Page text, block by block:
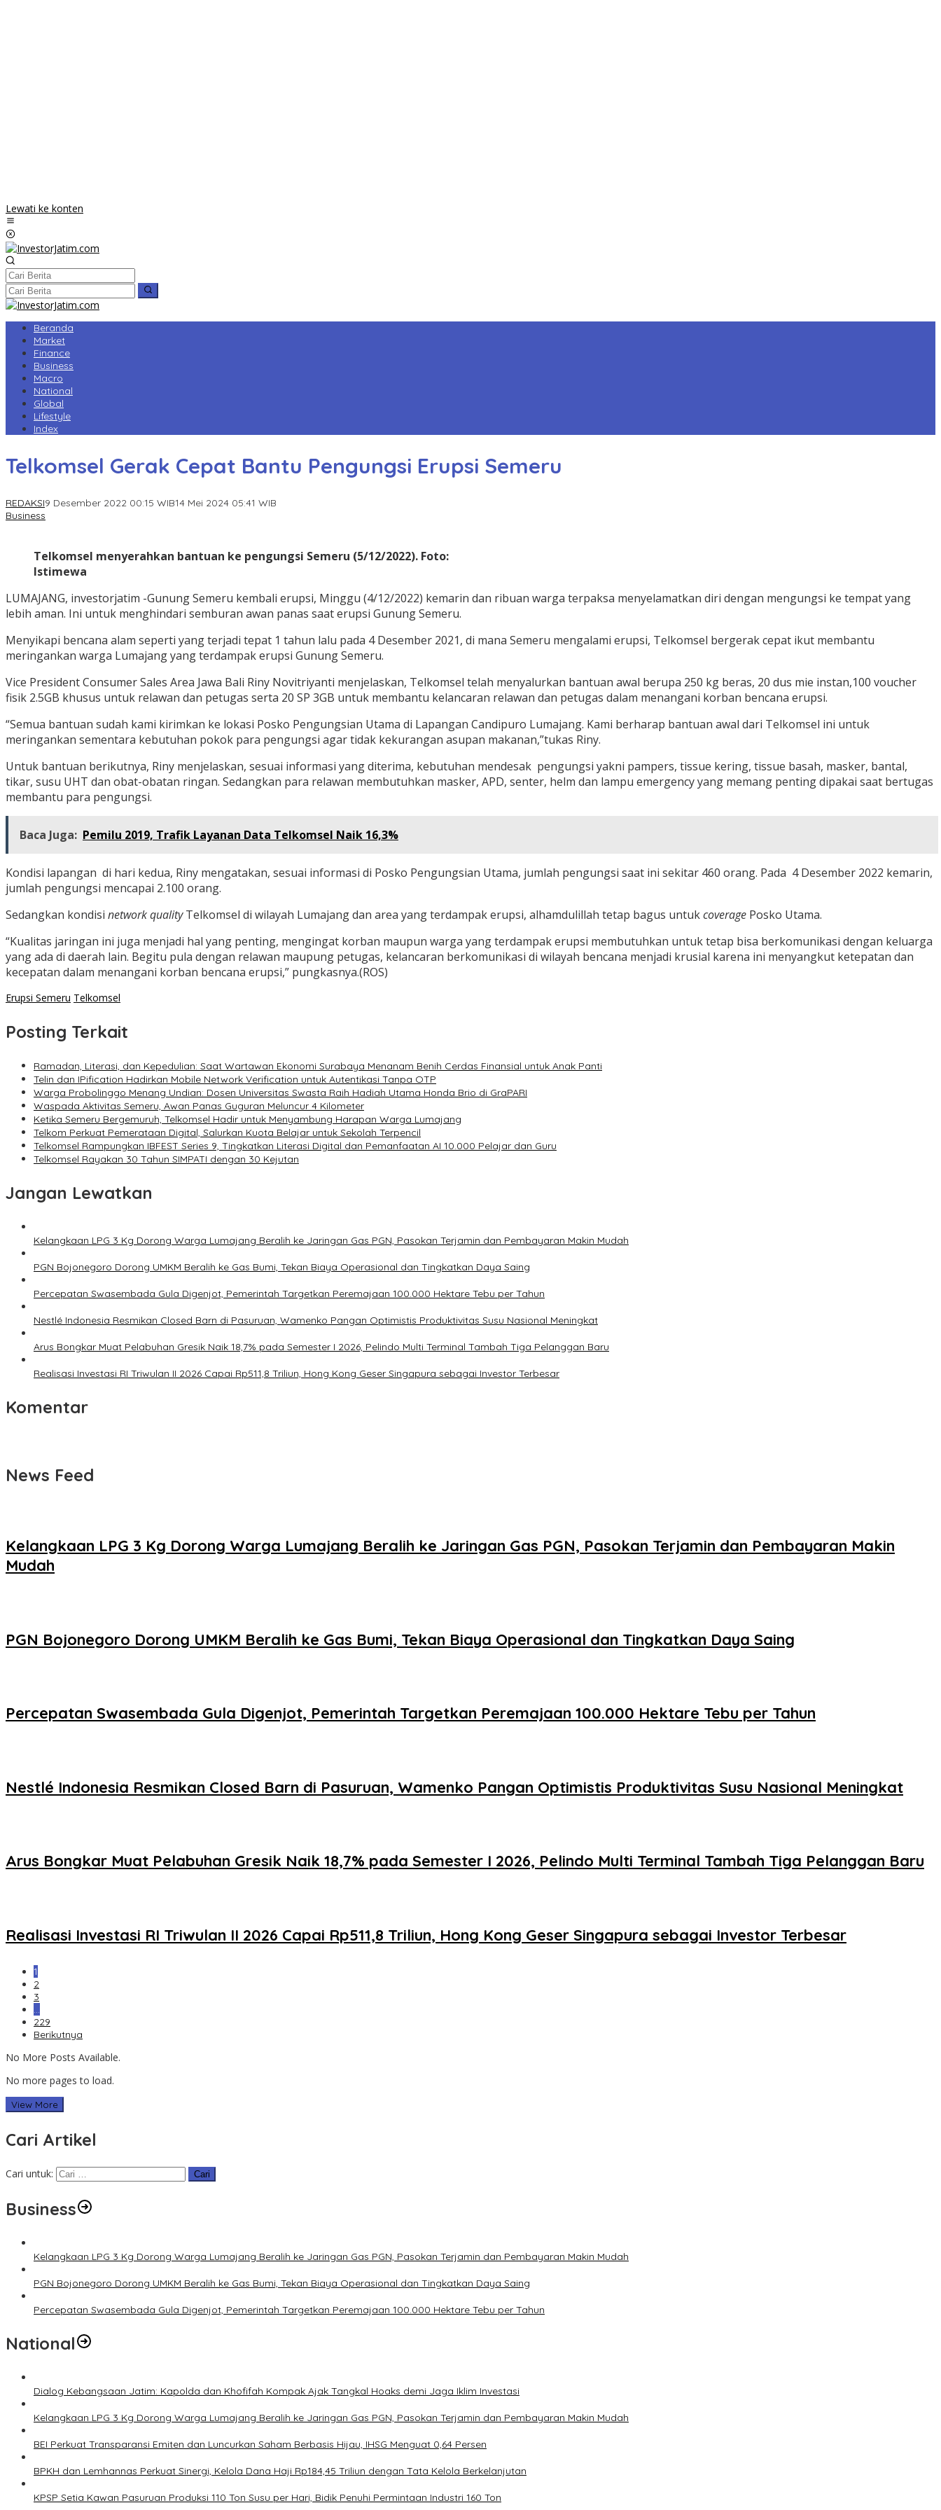
Lewati ke konten
Beranda
Market
Finance
Business
Macro
National
Global
Lifestyle
Index
Telkomsel Gerak Cepat Bantu Pengungsi Erupsi Semeru
REDAKSI9 Desember 2022 00:15 WIB14 Mei 2024 05:41 WIB
Business
Telkomsel menyerahkan bantuan ke pengungsi Semeru (5/12/2022). Foto:
Istimewa
LUMAJANG, investorjatim -Gunung Semeru kembali erupsi, Minggu (4/12/2022) kemarin dan ribuan warga terpaksa menyelamatkan diri dengan mengungsi ke tempat yang
lebih aman. Ini untuk menghindari semburan awan panas saat erupsi Gunung Semeru.
Menyikapi bencana alam seperti yang terjadi tepat 1 tahun lalu pada 4 Desember 2021, di mana Semeru mengalami erupsi, Telkomsel bergerak cepat ikut membantu
meringankan warga Lumajang yang terdampak erupsi Gunung Semeru.
Vice President Consumer Sales Area Jawa Bali Riny Novitriyanti menjelaskan, Telkomsel telah menyalurkan bantuan awal berupa 250 kg beras, 20 dus mie instan,100 voucher
fisik 2.5GB khusus untuk relawan dan petugas serta 20 SP 3GB untuk membantu kelancaran relawan dan petugas dalam menangani korban bencana erupsi.
“Semua bantuan sudah kami kirimkan ke lokasi Posko Pengungsian Utama di Lapangan Candipuro Lumajang. Kami berharap bantuan awal dari Telkomsel ini untuk
meringankan sementara kebutuhan pokok para pengungsi agar tidak kekurangan asupan makanan,”tukas Riny.
Untuk bantuan berikutnya, Riny menjelaskan, sesuai informasi yang diterima, kebutuhan mendesak pengungsi yakni pampers, tissue kering, tissue basah, masker, bantal,
tikar, susu UHT dan obat-obatan ringan. Sedangkan para relawan membutuhkan masker, APD, senter, helm dan lampu emergency yang memang penting dipakai saat bertugas
membantu para pengungsi.
Baca Juga: Pemilu 2019, Trafik Layanan Data Telkomsel Naik 16,3%
Kondisi lapangan di hari kedua, Riny mengatakan, sesuai informasi di Posko Pengungsian Utama, jumlah pengungsi saat ini sekitar 460 orang. Pada 4 Desember 2022 kemarin,
jumlah pengungsi mencapai 2.100 orang.
Sedangkan kondisi network qualityTelkomsel di wilayah Lumajang dan area yang terdampak erupsi, alhamdulillah tetap bagus untukcoverage Posko Utama.
“Kualitas jaringan ini juga menjadi hal yang penting, mengingat korban maupun warga yang terdampak erupsi membutuhkan untuk tetap bisa berkomunikasi dengan keluarga
yang ada di daerah lain. Begitu pula dengan relawan maupung petugas, kelancaran berkomunikasi di wilayah bencana menjadi krusial karena ini menyangkut ketepatan dan
kecepatan dalam menangani korban bencana erupsi,” pungkasnya.(ROS)
Erupsi Semeru Telkomsel
Posting Terkait
Ramadan, Literasi, dan Kepedulian: Saat Wartawan Ekonomi Surabaya Menanam Benih Cerdas Finansial untuk Anak Panti
Telin dan IPification Hadirkan Mobile Network Verification untuk Autentikasi Tanpa OTP
Warga Probolinggo Menang Undian: Dosen Universitas Swasta Raih Hadiah Utama Honda Brio di GraPARI
Waspada Aktivitas Semeru, Awan Panas Guguran Meluncur 4 Kilometer
Ketika Semeru Bergemuruh, Telkomsel Hadir untuk Menyambung Harapan Warga Lumajang
Telkom Perkuat Pemerataan Digital, Salurkan Kuota Belajar untuk Sekolah Terpencil
Telkomsel Rampungkan IBFEST Series 9, Tingkatkan Literasi Digital dan Pemanfaatan AI 10.000 Pelajar dan Guru
Telkomsel Rayakan 30 Tahun SIMPATI dengan 30 Kejutan
Jangan Lewatkan
Kelangkaan LPG 3 Kg Dorong Warga Lumajang Beralih ke Jaringan Gas PGN, Pasokan Terjamin dan Pembayaran Makin Mudah
PGN Bojonegoro Dorong UMKM Beralih ke Gas Bumi, Tekan Biaya Operasional dan Tingkatkan Daya Saing
Percepatan Swasembada Gula Digenjot, Pemerintah Targetkan Peremajaan 100.000 Hektare Tebu per Tahun
Nestlé Indonesia Resmikan Closed Barn di Pasuruan, Wamenko Pangan Optimistis Produktivitas Susu Nasional Meningkat
Arus Bongkar Muat Pelabuhan Gresik Naik 18,7% pada Semester I 2026, Pelindo Multi Terminal Tambah Tiga Pelanggan Baru
Realisasi Investasi RI Triwulan II 2026 Capai Rp511,8 Triliun, Hong Kong Geser Singapura sebagai Investor Terbesar
Komentar
News Feed
Kelangkaan LPG 3 Kg Dorong Warga Lumajang Beralih ke Jaringan Gas PGN, Pasokan Terjamin dan Pembayaran Makin
Mudah
PGN Bojonegoro Dorong UMKM Beralih ke Gas Bumi, Tekan Biaya Operasional dan Tingkatkan Daya Saing
Percepatan Swasembada Gula Digenjot, Pemerintah Targetkan Peremajaan 100.000 Hektare Tebu per Tahun
Nestlé Indonesia Resmikan Closed Barn di Pasuruan, Wamenko Pangan Optimistis Produktivitas Susu Nasional Meningkat
Arus Bongkar Muat Pelabuhan Gresik Naik 18,7% pada Semester I 2026, Pelindo Multi Terminal Tambah Tiga Pelanggan Baru
Realisasi Investasi RI Triwulan II 2026 Capai Rp511,8 Triliun, Hong Kong Geser Singapura sebagai Investor Terbesar
1
2
3
…
229
Berikutnya
No More Posts Available.
No more pages to load.
View More
Cari Artikel
Cari untuk:
Business
Kelangkaan LPG 3 Kg Dorong Warga Lumajang Beralih ke Jaringan Gas PGN, Pasokan Terjamin dan Pembayaran Makin Mudah
PGN Bojonegoro Dorong UMKM Beralih ke Gas Bumi, Tekan Biaya Operasional dan Tingkatkan Daya Saing
Percepatan Swasembada Gula Digenjot, Pemerintah Targetkan Peremajaan 100.000 Hektare Tebu per Tahun
National
Dialog Kebangsaan Jatim: Kapolda dan Khofifah Kompak Ajak Tangkal Hoaks demi Jaga Iklim Investasi
Kelangkaan LPG 3 Kg Dorong Warga Lumajang Beralih ke Jaringan Gas PGN, Pasokan Terjamin dan Pembayaran Makin Mudah
BEI Perkuat Transparansi Emiten dan Luncurkan Saham Berbasis Hijau, IHSG Menguat 0,64 Persen
BPKH dan Lemhannas Perkuat Sinergi, Kelola Dana Haji Rp184,45 Triliun dengan Tata Kelola Berkelanjutan
KPSP Setia Kawan Pasuruan Produksi 110 Ton Susu per Hari, Bidik Penuhi Permintaan Industri 160 Ton